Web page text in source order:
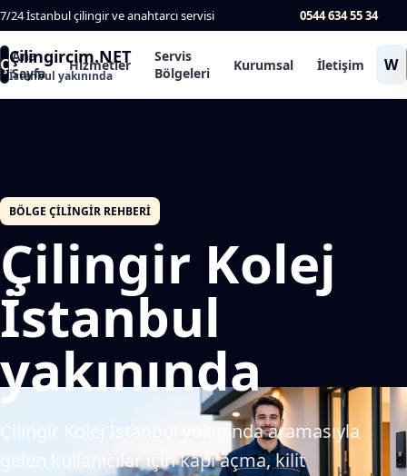
7/24 İstanbul çilingir ve anahtarcı servisi 0544 634 55 34
ÇÇilingircim.NET
İstanbul yakınında
Ana
Sayfa
Hizmetler
Servis
Bölgeleri
Kurumsal İletişim W
BÖLGE ÇILINGIR REHBERI
Çilingir Kolej
İstanbul
yakınında
Çilingir Kolej İstanbul yakınında aramasıyla
gelen kullanıcılar için kapı açma, kilit